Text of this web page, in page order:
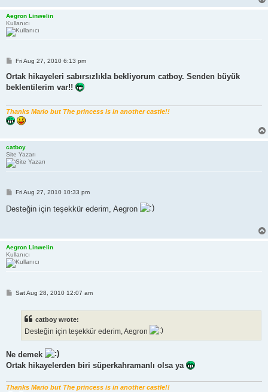
Aegron Linwelin
Kullanıcı
P
s
Fri Aug 27, 2010 6:13 pm
Ortak hikayeleri sabırsızlıkla bekliyorum catboy. Senden büyük
beklentilerim var!!
Thanks Mario but The princess is in another castle!!
catboy
Site Yazarı
P
s
t
Fri Aug 27, 2010 10:33 pm
Desteğin için teşekkür ederim, Aegron
Aegron Linwelin
Kullanıcı
PSat Aug 28, 2010 12:07 am
catboy wrote:
Desteğin için teşekkür ederim, Aegron
Ne demek
Ortak hikayelerden biri süperkahramanlı olsa ya
Thanks Mario but The princess is in another castle!!